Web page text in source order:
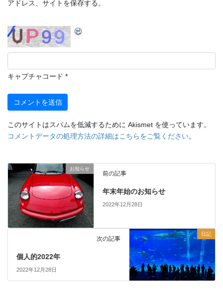
アドレス、サイトを保存する。
キャプチャコード *
このサイトはスパムを低減するために Akismet を使っています。
コメントデータの処理方法の詳細はこちらをご覧ください。
お知らせ
前の記事
年末年始のお知らせ
2022年12月28日
日記
次の記事
個人的2022年
2022年12月28日